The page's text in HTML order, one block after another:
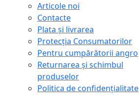
Articole noi
Contacte
Plata și livrarea
Protecţia Consumatorilor
Pentru cumpărătorii angro
Returnarea și schimbul
produselor
Politica de confidențialitate